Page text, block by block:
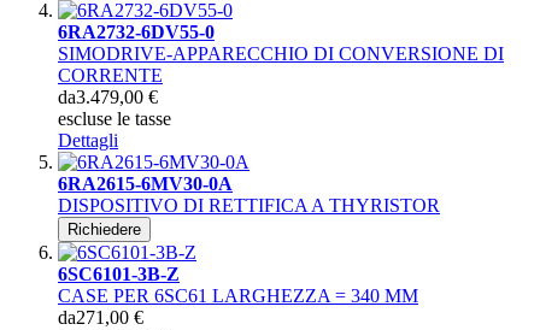
6RA2732-6DV55-0
SIMODRIVE-APPARECCHIO DI CONVERSIONE DI
CORRENTE
da3.479,00 €
escluse le tasse
Dettagli
6RA2615-6MV30-0A
DISPOSITIVO DI RETTIFICA A THYRISTOR
Richiedere
6SC6101-3B-Z
CASE PER 6SC61 LARGHEZZA = 340 MM
da271,00 €